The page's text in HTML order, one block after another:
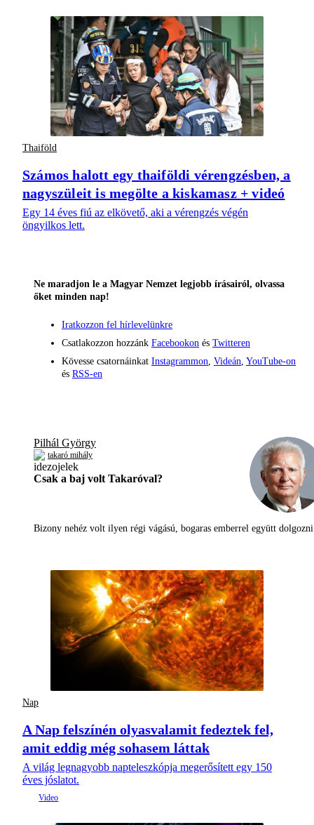
Thaiföld
Számos halott egy thaiföldi vérengzésben, a
nagyszüleit is megölte a kiskamasz + videó
Egy 14 éves fiú az elkövető, aki a vérengzés végén
öngyilkos lett.
Ne maradjon le a Magyar Nemzet legjobb írásairól, olvassa
őket minden nap!
Iratkozzon fel hírlevelünkre
Csatlakozzon hozzánk Facebookon és Twitteren
Kövesse csatornáinkat Instagrammon, Videán, YouTube-on
és RSS-en
Pilhál György
takaró mihály
Csak a baj volt Takaróval?
Bizony nehéz volt ilyen régi vágású, bogaras emberrel együtt
Nap
A Nap felszínén olyasvalamit fedeztek fel,
amit eddig még sohasem láttak
A világ legnagyobb napteleszkópja megerősített egy 150
éves jóslatot.